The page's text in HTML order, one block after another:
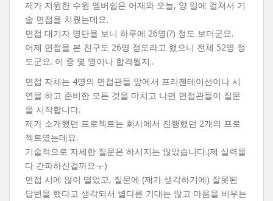
제가 지원한 수원 멤버쉽은 어제와 오늘, 양 일에 걸쳐서 기
술 면접을 치뤘는데요.
면접 대기자 명단을 보니 하루에 26명(?) 정도 보더군요.
어제 면접을 본 친구도 26명 정도라고 했으니 전체 52명 정
도군요. 이 중 몇 명이나 합격될지..
면접 자체는 4명의 면접관들 앞에서 프리젠테이션이나 시
연을 하고 준비한 모든 것을 마치고 나면 면접관들이 질문
을 시작합니다.
제가 소개했던 프로젝트는 회사에서 진행했던 2개의 프로
젝트였는데요.
기술적으로 자세한 질문은 하시지는 않았습니다.(제 실력을
다 간파하신걸까요ㅜ)
면접 시에 많이 떨었고, 질문에 (제가 생각하기에) 잘못된
답변을 했다고 생각되서 별다른 기대는 않고 마음을 비우는